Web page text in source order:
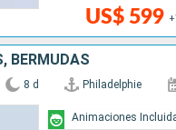
US$ 599
BERMUDAS
8 d Philadelphie
Animaciones